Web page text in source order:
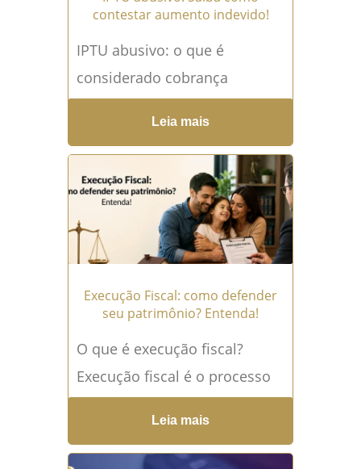
contestar aumento indevido!
IPTU abusivo: o que é
considerado cobrança
indevida? IPTU abusivo é a
cobrança do imposto
municipal em valor superior
ao permitido pela...Leia mais
Leia mais
Execução Fiscal: como defender
seu patrimônio? Entenda!
O que é execução fiscal?
Execução fiscal é o processo
judicial utilizado pela Fazenda
Pública para cobrar dívidas
inscritas em dívida ativa,...
Leia mais